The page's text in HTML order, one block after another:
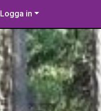
Logga in